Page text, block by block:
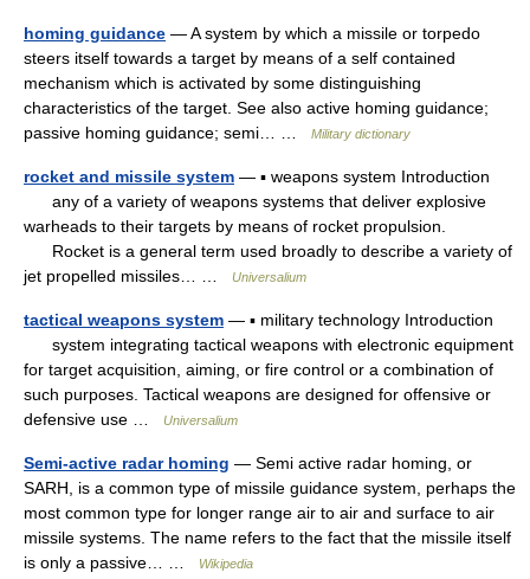
homing guidance — A system by which a missile or torpedo
steers itself towards a target by means of a self contained
mechanism which is activated by some distinguishing
characteristics of the target. See also active homing guidance;
passive homing guidance; semi… …
Military dictionary
rocket and missile system — ▪ weapons system Introduction
any of a variety of weapons systems that deliver explosive
warheads to their targets by means of rocket propulsion.
Rocket is a general term used broadly to describe a variety of
jet propelled missiles… …
Universalium
tactical weapons system — ▪ military technology Introduction
system integrating tactical weapons with electronic equipment
for target acquisition, aiming, or fire control or a combination of
such purposes. Tactical weapons are designed for offensive or
defensive use …
Universalium
Semi-active radar homing — Semi active radar homing, or
SARH, is a common type of missile guidance system, perhaps the
most common type for longer range air to air and surface to air
missile systems. The name refers to the fact that the missile itself
is only a passive… …
Wikipedia